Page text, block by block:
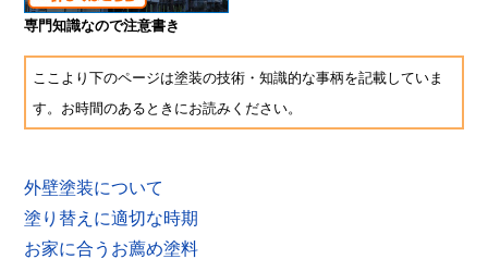
専門知識なので注意書き
ここより下のページは塗装の技術・知識的な事柄を記載していま
す。お時間のあるときにお読みください。
外壁塗装について
塗り替えに適切な時期
お家に合うお薦め塗料